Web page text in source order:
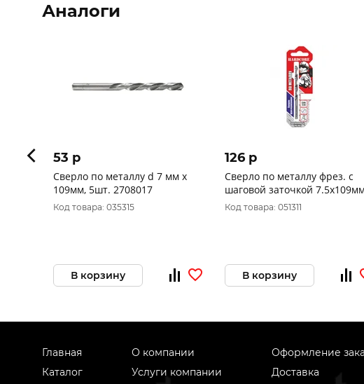
Аналоги
53 p
Сверло по металлу d 7 мм x
109мм, 5шт. 2708017
Код товара: 035315
В корзину
126 p
Сверло по металлу фрез. с
шаговой заточкой 7.5х109мм
"Hardcore" Step Cutter 140075
Код товара: 051311
В корзину
Главная
Каталог
О компании
Услуги компании
Оформление
Доставка